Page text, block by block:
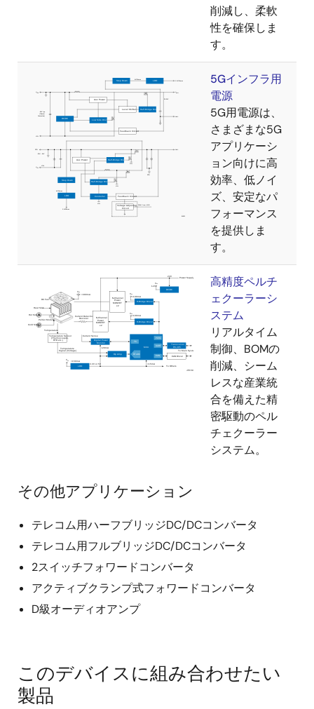
削減し、柔軟
性を確保しま
す。
5Gインフラ用
電源
5G用電源は、
さまざまな5G
アプリケーシ
ョン向けに高
効率、低ノイ
ズ、安定なパ
フォーマンス
を提供しま
す。
高精度ペルチ
ェクーラーシ
ステム
リアルタイム
制御、BOMの
削減、シーム
レスな産業統
合を備えた精
密駆動のペル
チェクーラー
システム。
その他アプリケーション
テレコム用ハーフブリッジDC/DCコンバータ
テレコム用フルブリッジDC/DCコンバータ
2スイッチフォワードコンバータ
アクティブクランプ式フォワードコンバータ
D級オーディオアンプ
このデバイスに組み合わせたい
製品